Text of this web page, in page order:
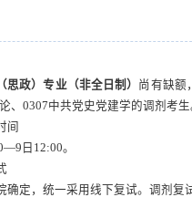
思政）专业（非全日制） 尚有缺额
、0307中共党史党建学的调剂考
间
日12:00。
确定，统一采用线下复试。调剂复